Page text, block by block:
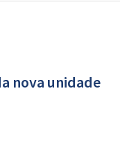
nova unidade